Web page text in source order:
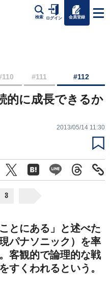
検索 ログイン 会員登録
#111 #112
的に成長できるか
2013/05/14 11:30
3
とにある」と述べた
パナソニック）を率
客観的で論理的な戦
すくわれるという。